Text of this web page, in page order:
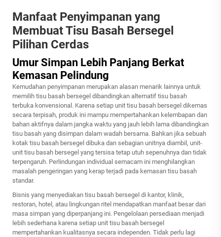
Manfaat Penyimpanan yang
Membuat Tisu Basah Bersegel
Pilihan Cerdas
Umur Simpan Lebih Panjang Berkat
Kemasan Pelindung
Kemudahan penyimpanan merupakan alasan menarik lainnya untuk
memilih tisu basah bersegel dibandingkan alternatif tisu basah
terbuka konvensional. Karena setiap unit tisu basah bersegel dikemas
secara terpisah, produk ini mampu mempertahankan kelembapan dan
bahan aktifnya dalam jangka waktu yang jauh lebih lama dibandingkan
tisu basah yang disimpan dalam wadah bersama. Bahkan jika sebuah
kotak tisu basah bersegel dibuka dan sebagian unitnya diambil, unit-
unit tisu basah bersegel yang tersisa tetap utuh sepenuhnya dan tidak
terpengaruh. Perlindungan individual semacam ini menghilangkan
masalah pengeringan yang kerap terjadi pada kemasan tisu basah
standar.
Bisnis yang menyediakan tisu basah bersegel di kantor, klinik,
restoran, hotel, atau lingkungan ritel mendapatkan manfaat besar dari
masa simpan yang diperpanjang ini. Pengelolaan persediaan menjadi
lebih sederhana karena setiap unit tisu basah bersegel
mempertahankan kualitasnya secara independen. Tidak perlu lagi